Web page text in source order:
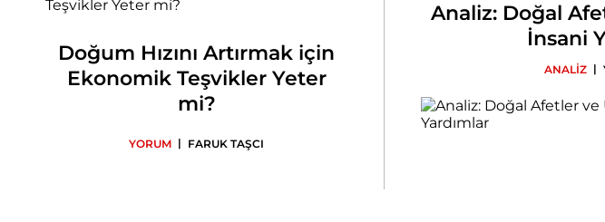
Doğum Hızını Artırmak için
Ekonomik Teşvikler Yeter
mi?
YORUM | FARUK TAŞCI
Analiz: Doğal
İnsani
ANALİZ |